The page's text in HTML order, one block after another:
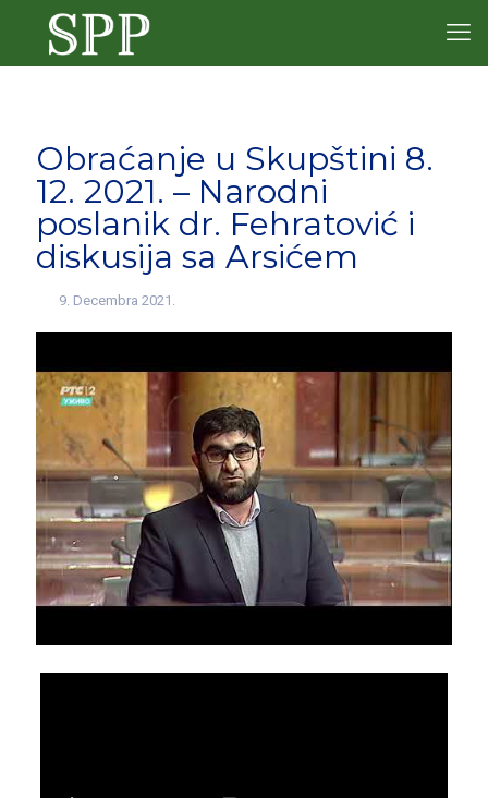
Obraćanje u Skupštini 8.
12. 2021. – Narodni
poslanik dr. Fehratović i
diskusija sa Arsićem
9. Decembra 2021.